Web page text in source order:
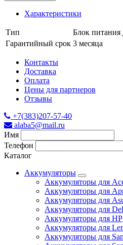
Характеристики
Тип
Блок питания
Гарантийный срок 3 месяца
Контакты
Доставка
Оплата
Цены для партнеров
Отзывы
+7(383)207-57-40
alaba5@mail.ru
Имя
Телефон
Каталог
Аккумуляторы
Аккумуляторы для
Аккумуляторы для
Аккумуляторы для
Аккумуляторы для
Аккумуляторы для HP
Аккумуляторы для
Аккумуляторы для